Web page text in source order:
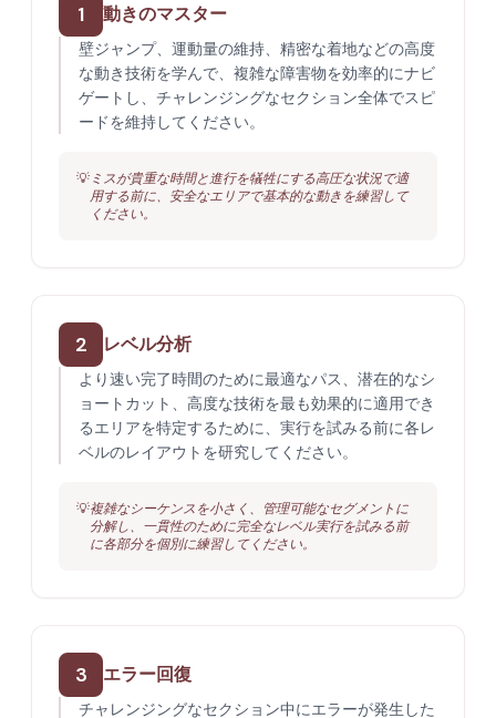
1 動きのマスター
壁ジャンプ、運動量の維持、精密な着地などの高度
な動き技術を学んで、複雑な障害物を効率的にナビ
ゲートし、チャレンジングなセクション全体でスピ
ードを維持してください。
💡ミスが貴重な時間と進行を犠牲にする高圧な状況で適
用する前に、安全なエリアで基本的な動きを練習して
ください。
2 レベル分析
より速い完了時間のために最適なパス、潜在的なシ
ョートカット、高度な技術を最も効果的に適用でき
るエリアを特定するために、実行を試みる前に各レ
ベルのレイアウトを研究してください。
💡複雑なシーケンスを小さく、管理可能なセグメントに
分解し、一貫性のために完全なレベル実行を試みる前
に各部分を個別に練習してください。
3 エラー回復
チャレンジングなセクション中にエラーが発生した